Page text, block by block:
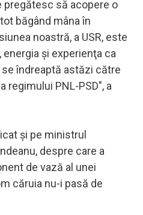
pregătesc să acopere o
băgând mâna în
noastră, a USR, este
şi experienţa ca
îndreaptă astăzi către
regimului PNL-PSD", a
şi pe ministrul
despre care a
de vază al unei
căruia nu-i pasă de